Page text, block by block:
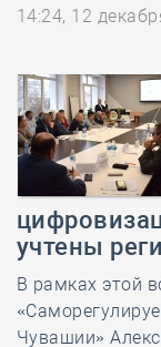
14:24, 12
учтены
В рамках этой
Чувашии»